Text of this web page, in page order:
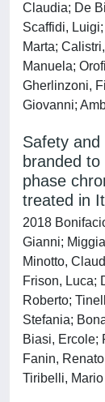
Claudia; De
Scaffidi,
Marta;
Manuela;
Gherlinzoni,
Giovanni;
Safety
branded
phase
treated in
2018
Gianni;
Minotto,
Frison, Luca;
Roberto;
Stefania;
Biasi, Ercole;
Fanin,
Tiribelli, Mario